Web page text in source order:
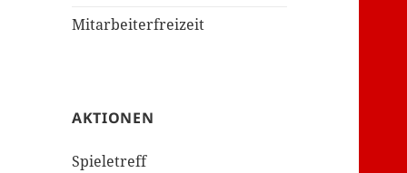
Mitarbeiterfreizeit
AKTIONEN
Spieletreff